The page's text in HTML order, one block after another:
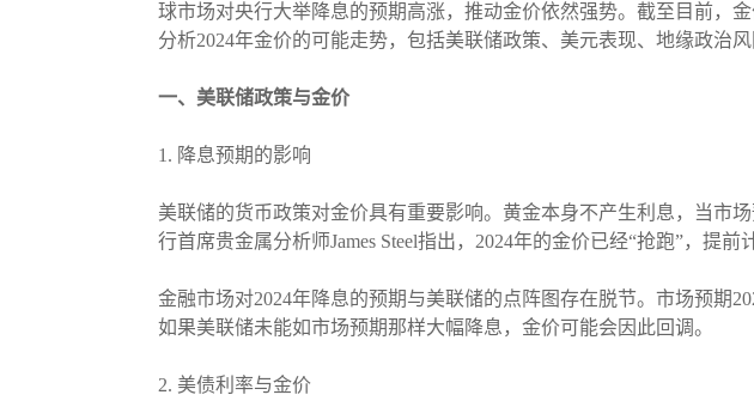
球市场对央行大举降息的预期高涨，推动金价依然强势。截至目前，
分析2024年金价的可能走势，包括美联储政策、美元表现、地缘政治
一、美联储政策与金价
1. 降息预期的影响
美联储的货币政策对金价具有重要影响。黄金本身不产生利息，当市
行首席贵金属分析师James Steel指出，2024年的金价已经“抢跑”，提前
金融市场对2024年降息的预期与美联储的点阵图存在脱节。市场预期
如果美联储未能如市场预期那样大幅降息，金价可能会因此回调。
2. 美债利率与金价